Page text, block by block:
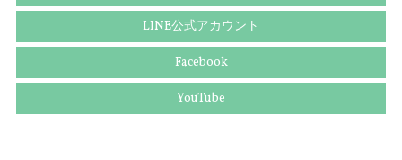
LINE公式アカウント
Facebook
YouTube